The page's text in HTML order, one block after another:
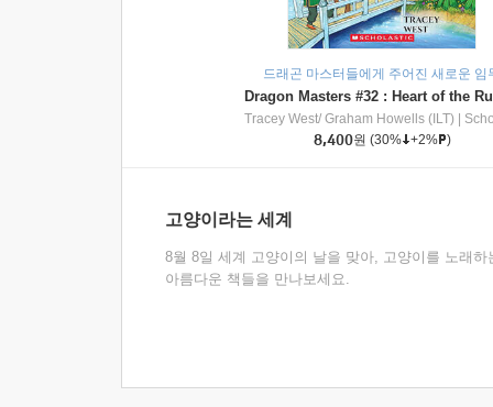
드래곤 마스터들에게 주어진 새로운 임
Tracey West/ Graham Howells (ILT)
8,400원 (30% +2% )
고양이라는 세계
8월 8일 세계 고양이의 날을 맞아, 고양이를 노래하
아름다운 책들을 만나보세요.